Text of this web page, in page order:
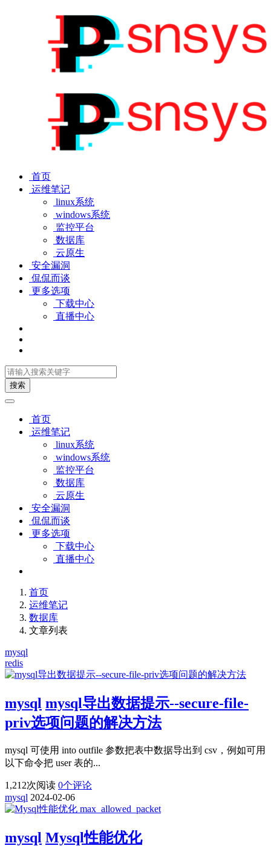
首页
运维笔记
linux系统
windows系统
监控平台
数据库
云原生
安全漏洞
侃侃而谈
更多选项
下载中心
直播中心
搜索
首页
运维笔记
linux系统
windows系统
监控平台
数据库
云原生
安全漏洞
侃侃而谈
更多选项
下载中心
直播中心
首页
运维笔记
数据库
文章列表
mysql
redis
mysql mysql导出数据提示--secure-file-
priv选项问题的解决方法
mysql 可使用 into outfile 参数把表中数据导出到 csv，例如可用
以下命令把 user 表的...
1,212次阅读 0个评论
mysql 2024-02-06
mysql Mysql性能优化